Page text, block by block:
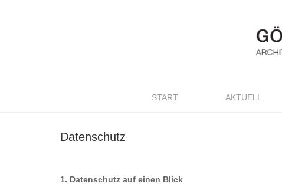
START AKTUELL
Datenschutz
1. Datenschutz auf einen Blick